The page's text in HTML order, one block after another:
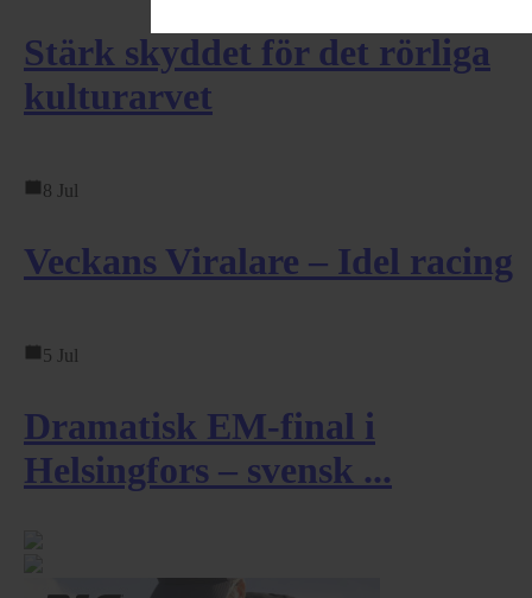
Stärk skyddet för det rörliga
kulturarvet
8 Jul
Veckans Viralare – Idel racing
5 Jul
Dramatisk EM-final i
Helsingfors – svensk ...